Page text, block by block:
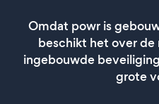
Omdat powr is
beschikt het over
ingebouwde
grote